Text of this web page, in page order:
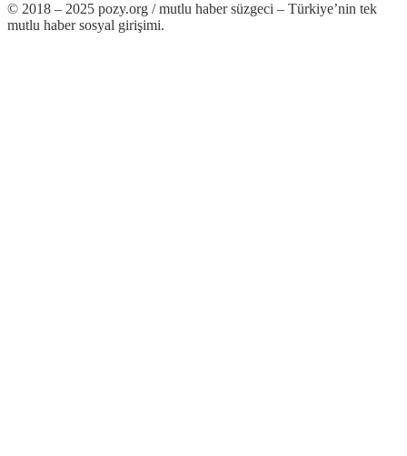
© 2018 – 2025 pozy.org / mutlu haber süzgeci – Türkiye’nin tek
mutlu haber sosyal girişimi.